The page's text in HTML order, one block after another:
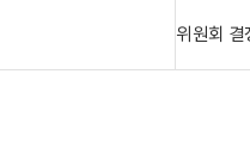
위원회 결